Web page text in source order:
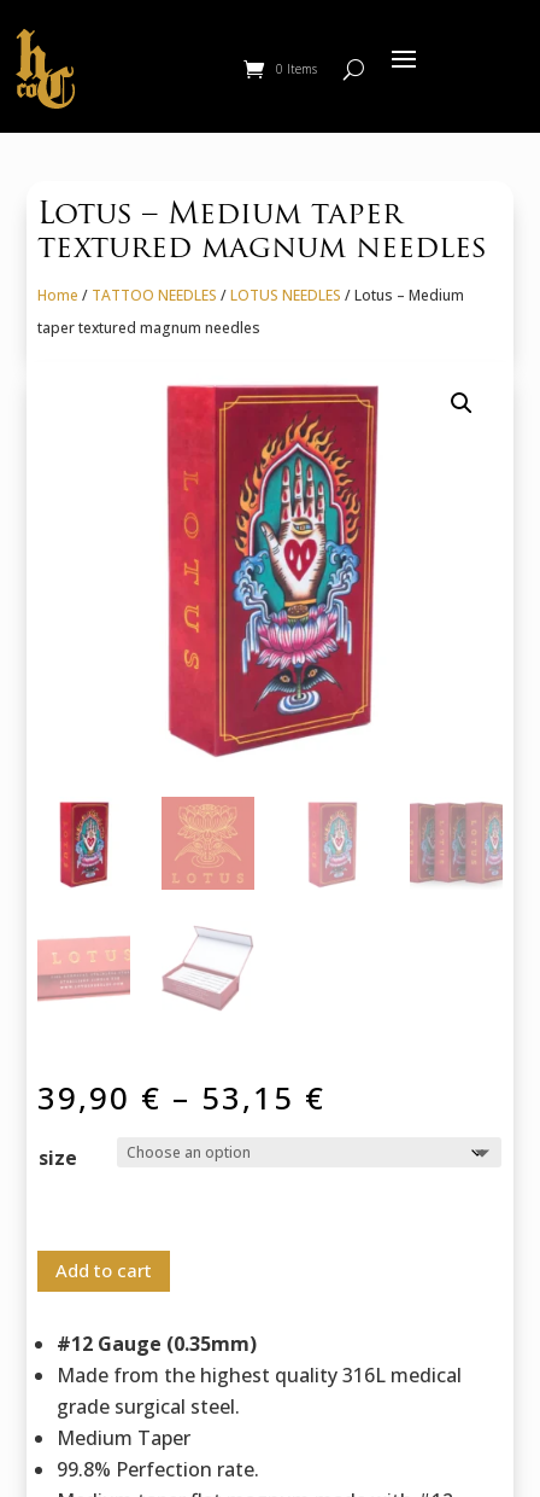
0 Items
Lotus – Medium taper
textured magnum needles
Home / TATTOO NEEDLES /LOTUS NEEDLES / Lotus – Medium
taper textured magnum needles
39,90 € – 53,15 €
size
Add to cart
#12 Gauge (0.35mm)
Made from the highest quality 316L medical
grade surgical steel.
Medium Taper
99.8% Perfection rate.